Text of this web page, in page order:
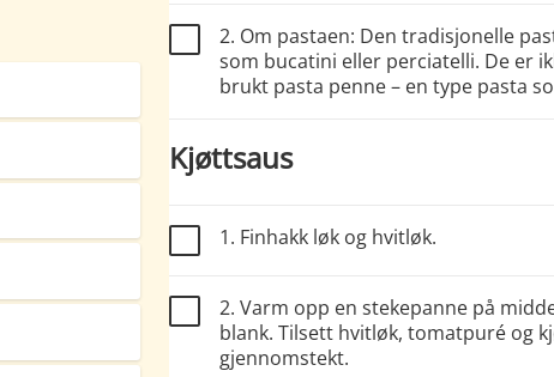
2. Om pastaen: Den tradisjonelle
som bucatini eller perciatelli. De er
brukt pasta penne – en type pasta
Kjøttsaus
1. Finhakk løk og hvitløk.
2. Varm opp en stekepanne på
blank. Tilsett hvitløk, tomatpuré og
gjennomstekt.